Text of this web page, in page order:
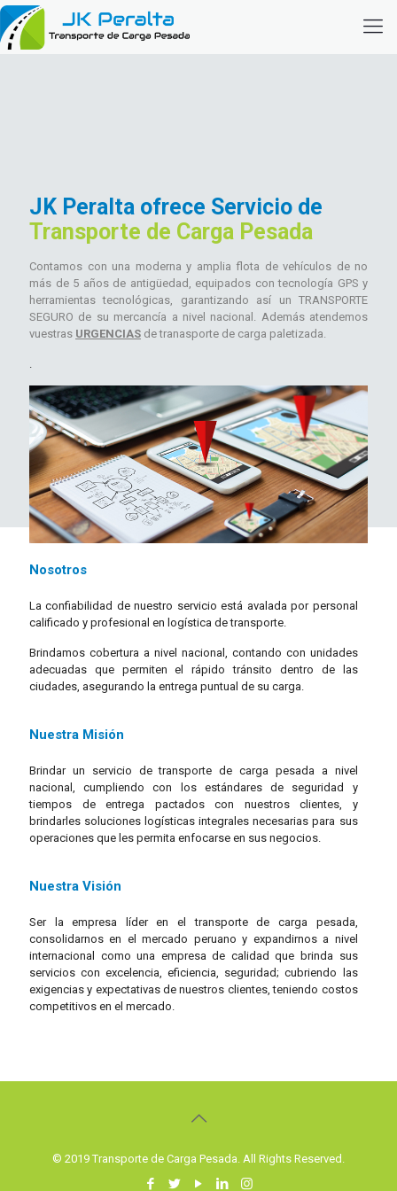
JK Peralta ofrece Servicio de
Transporte de Carga Pesada
Contamos con una moderna y amplia flota de vehículos de no
más de 5 años de antigüedad, equipados con tecnología GPS y
herramientas tecnológicas, garantizando así un TRANSPORTE
SEGURO de su mercancía a nivel nacional. Además atendemos
vuestras URGENCIAS de tranasporte de carga paletizada.
.
Nosotros
La confiabilidad de nuestro servicio está avalada por personal
calificado y profesional en logística de transporte.
Brindamos cobertura a nivel nacional, contando con unidades
adecuadas que permiten el rápido tránsito dentro de las
ciudades, asegurando la entrega puntual de su carga.
Nuestra Misión
Brindar un servicio de transporte de carga pesada a nivel
nacional, cumpliendo con los estándares de seguridad y
tiempos de entrega pactados con nuestros clientes, y
brindarles soluciones logísticas integrales necesarias para sus
operaciones que les permita enfocarse en sus negocios.
Nuestra Visión
Ser la empresa líder en el transporte de carga pesada,
consolidarnos en el mercado peruano y expandirnos a nivel
internacional como una empresa de calidad que brinda sus
servicios con excelencia, eficiencia, seguridad; cubriendo las
exigencias y expectativas de nuestros clientes, teniendo costos
competitivos en el mercado.
© 2019 Transporte de Carga Pesada. All Rights Reserved.